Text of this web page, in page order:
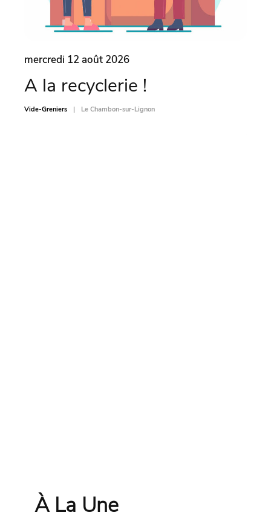
mercredi 12 août 2026
A la recyclerie !
Vide-Greniers Le Chambon-sur-Lignon
À La Une